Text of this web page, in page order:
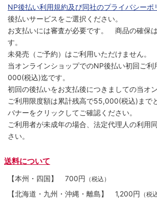
NP後払い利用規約及び同社のプライバシーポ
後払いサービスをご選択ください。
お支払いには審査が必要です。 商品の確保
す。
未発売（ご予約）はご利用いただけません。
当オンラインショップでのNP後払い初回ご利
000(税込)迄です。
初回の後払いをお支払後につきましての当オ
ご利用限度額は累計残高で55,000(税込)まで
バナーをクリックしてご確認ください。
ご利用者が未成年の場合、法定代理人の利用
さい。
送料について
【本州・四国】 700円 （税込）
【北海道・九州・沖縄・離島】 1,200円 （税